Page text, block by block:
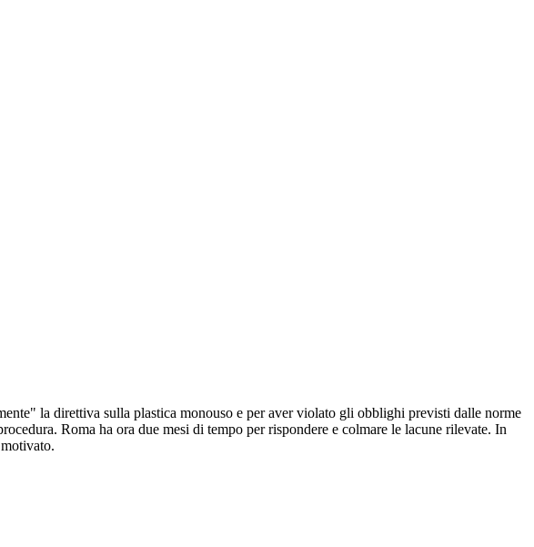
la direttiva sulla plastica monouso e per aver violato gli obblighi previsti dalle norme
Roma ha ora due mesi di tempo per rispondere e colmare le lacune rilevate. In